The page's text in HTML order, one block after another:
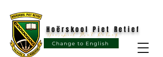
Change to English
Hoërskool Piet Retief
Hoërskool Piet Retief